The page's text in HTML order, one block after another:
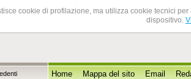
cookie di profilazione, ma utilizza cookie tecnici
dispositivo.
Home Mappa del sito Email